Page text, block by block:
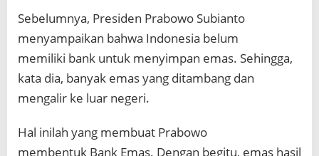
Sebelumnya, Presiden Prabowo Subianto
menyampaikan bahwa Indonesia belum
memiliki bank untuk menyimpan emas. Sehingga,
kata dia, banyak emas yang ditambang dan
mengalir ke luar negeri.
Hal inilah yang membuat Prabowo
membentuk Bank Emas. Dengan begitu, emas hasil